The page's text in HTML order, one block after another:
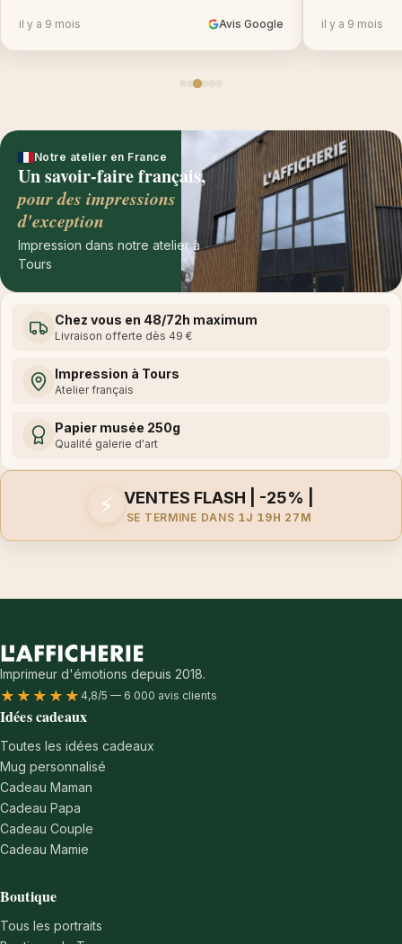
il y a 9 mois Avis Google il y a 9 mois
Notre atelier en France
Un savoir-faire français,
pour des impressions
d'exception
Impression dans notre atelier à
Tours
Chez vous en 48/72h maximum
Livraison offerte dès 49 €
Impression à Tours
Atelier français
Papier musée 250g
Qualité galerie d'art
⚡ VENTES FLASH | -25% |
SE TERMINE DANS 1J 19H 27M
Imprimeur d'émotions depuis 2018.
★★★★★ 4,8/5 — 6 000 avis clients
Idées cadeaux
Toutes les idées cadeaux
Mug personnalisé
Cadeau Maman
Cadeau Papa
Cadeau Couple
Cadeau Mamie
Boutique
Tous les portraits